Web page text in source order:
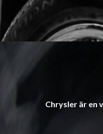
Chrysler är en